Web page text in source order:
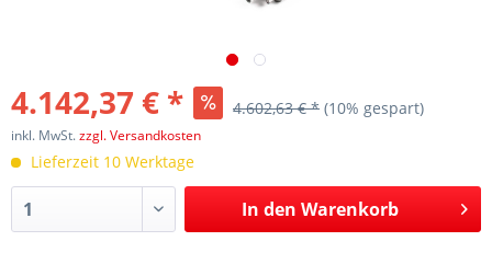
4.142,37 € * 4.602,63 € * (10% gespart)
inkl. MwSt.zzgl. Versandkosten
Lieferzeit 10 Werktage
In den Warenkorb